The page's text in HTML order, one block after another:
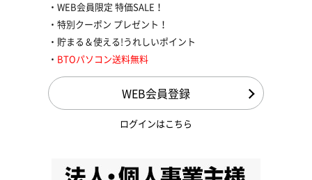
WEB会員限定 特価SALE！
特別クーポン プレゼント！
貯まる＆使える!うれしいポイント
BTOパソコン送料無料
WEB会員登録
ログインはこちら